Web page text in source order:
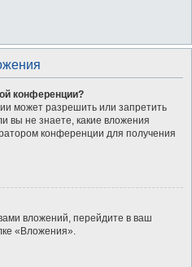
конференции?
может разрешить или запретить
вы не знаете, какие вложения
конференции для получения
вложений, перейдите в ваш
«Вложения».